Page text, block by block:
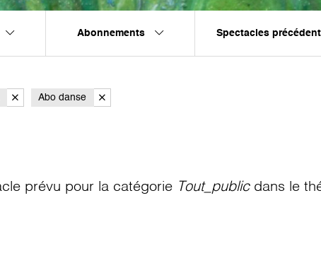
Abonnements Spectacles
Abo danse
prévu pour la catégorie Tout_publicdans le